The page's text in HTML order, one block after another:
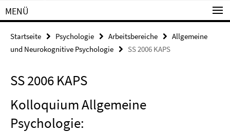
MENÜ
Startseite Psychologie Arbeitsbereiche
Allgemeine
und Neurokognitive Psychologie
SS 2006 KAPS
SS 2006 KAPS
Kolloquium Allgemeine
Psychologie: